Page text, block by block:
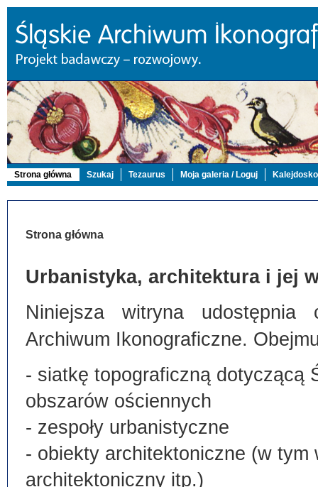
Strona główna Szukaj Tezaurus Moja galeria / Loguj
Strona główna
Urbanistyka, architektura i jej
Niniejsza witryna
Archiwum Ikonograficzne.
- siatkę topograficzną dotyczącą
obszarów ościennych
- zespoły urbanistyczne
- obiekty architektoniczne (w
architektoniczny itp.)